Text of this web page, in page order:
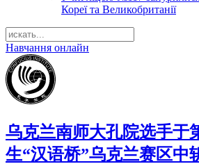
Кореї та Великобританії
Навчання онлайн
乌克兰南师大孔院选手于
生“汉语桥”乌克兰赛区中